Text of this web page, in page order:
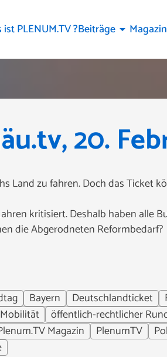
ist PLENUM.TV ?Beiträge arrow_drop_down Magazin
20.
Land zu fahren. Doch das Ticket
kritisiert. Deshalb haben alle
die Abgerodneten Reformbedarf?
Bayern Deutschlandticket
Mobilität öffentlich-rechtlicher
Magazin PlenumTV